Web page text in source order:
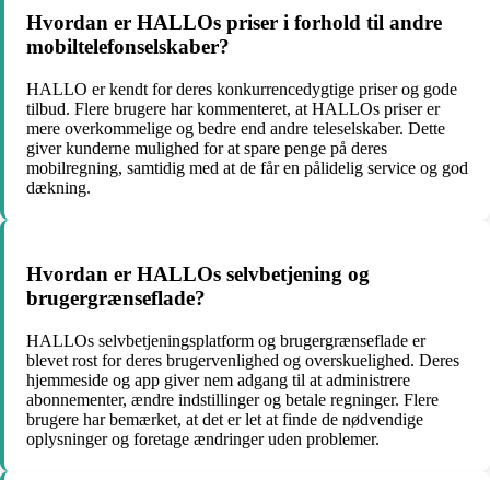
Hvordan er HALLOs priser i forhold til andre
mobiltelefonselskaber?
HALLO er kendt for deres konkurrencedygtige priser og gode
tilbud. Flere brugere har kommenteret, at HALLOs priser er
mere overkommelige og bedre end andre teleselskaber. Dette
giver kunderne mulighed for at spare penge på deres
mobilregning, samtidig med at de får en pålidelig service og god
dækning.
Hvordan er HALLOs selvbetjening og
brugergrænseflade?
HALLOs selvbetjeningsplatform og brugergrænseflade er
blevet rost for deres brugervenlighed og overskuelighed. Deres
hjemmeside og app giver nem adgang til at administrere
abonnementer, ændre indstillinger og betale regninger. Flere
brugere har bemærket, at det er let at finde de nødvendige
oplysninger og foretage ændringer uden problemer.